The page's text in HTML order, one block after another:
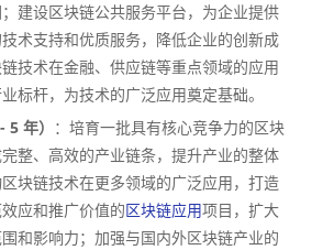
建设区块链公共服务平台，为企业提供
术支持和优质服务，降低企业的创新成
技术在金融、供应链等重点领域的应用
标杆，为技术的广泛应用奠定基础。
年） ：培育一批具有核心竞争力的区块
整、高效的产业链条，提升产业的整体
块链技术在更多领域的广泛应用，打造
应和推广价值的区块链应用项目，扩大
和影响力；加强与国内外区块链产业的